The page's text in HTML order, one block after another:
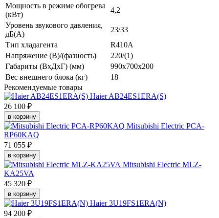
Мощность в режиме обогрева
(кВт)
4,2
Уровень звукового давления,
дБ(А)
23/33
Тип хладагента
R410A
Напряжение (В)/(фазность)
220/(1)
Габариты (ВхДхГ) (мм)
990х700х200
Вес внешнего блока (кг)
18
Рекомендуемые товары
Haier AB24ES1ERA(S)
26 100 ₽
в корзину
Mitsubishi Electric PCA-
RP60KAQ
71 055 ₽
в корзину
Mitsubishi Electric MLZ-
KA25VA
45 320 ₽
в корзину
Haier 3U19FS1ERA(N)
94 200 ₽